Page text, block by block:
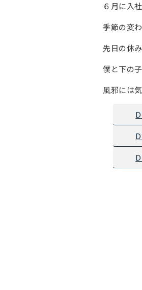
６月に入
季節の変
先日の休
僕と下の
風邪には